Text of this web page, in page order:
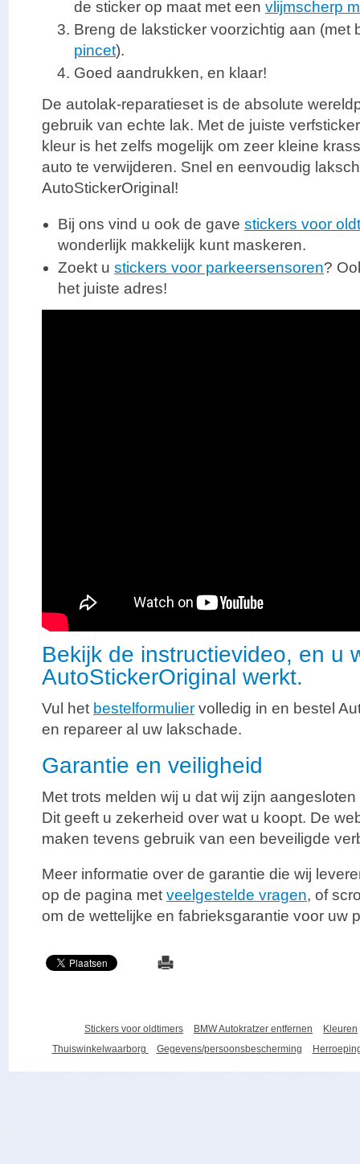
de sticker op maat met een vlijmscherp
Breng de laksticker voorzichtig aan (met
pincet).
Goed aandrukken, en klaar!
De autolak-reparatieset is de absolute
gebruik van echte lak. Met de juiste
kleur is het zelfs mogelijk om zeer kleine
auto te verwijderen. Snel en eenvoudig
AutoStickerOriginal!
Bij ons vind u ook de gave stickers voor
wonderlijk makkelijk kunt maskeren.
Zoekt u stickers voor parkeersensoren?
het juiste adres!
Bekijk de instructievideo, en u
AutoStickerOriginal werkt.
Vul het bestelformulier volledig in en bestel
en repareer al uw lakschade.
Garantie en veiligheid
Met trots melden wij u dat wij zijn
Dit geeft u zekerheid over wat u koopt. De
maken tevens gebruik van een beveiligde
Meer informatie over de garantie die wij
op de pagina met veelgestelde vragen, of
om de wettelijke en fabrieksgarantie voor uw
Stickers voor oldtimers BMW Autokratzer entfernen
Kleuren
Thuiswinkelwaarborg
Gegevens/persoonsbescherming